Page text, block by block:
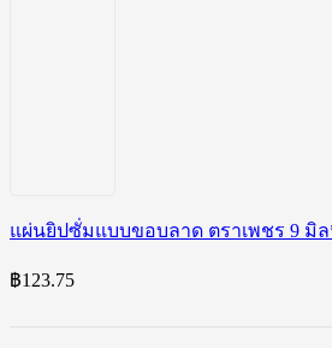
แผ่นยิปซั่มแบบขอบลาด ตราเพชร 9 มิล
฿123.75